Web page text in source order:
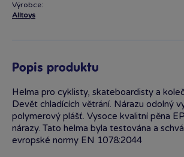
Výrobce:
Alltoys
Popis produktu
Helma pro cyklisty, skateboardisty a
Devět chladících větrání. Nárazu odolný
polymerový plášť. Vysoce kvalitní pěna
nárazy. Tato helma byla testována a
evropské normy EN 1078:2044